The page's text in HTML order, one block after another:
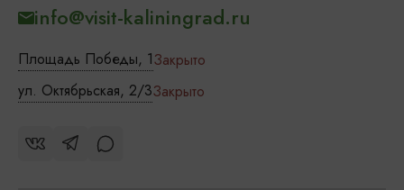
Площадь Победы, 1Закрыто
ул. Октябрьская, 2/3Закрыто
info@visit-kaliningrad.ru